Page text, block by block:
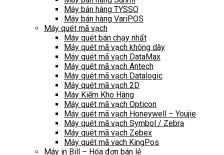
Máy bán hàng TYSSO
Máy bán hàng VariPOS
Máy quét mã vạch
Máy quét bán chạy nhất
Máy quét mã vạch không dây
Máy quét mã vạch DataMax
Máy quét mã vạch Antech
Máy quét mã vạch Datalogic
Máy quét mã vạch 2D
Máy Kiểm Kho Hàng
Máy quét mã vạch Opticon
Máy quét mã vạch Honeywell – Youjie
Máy quét mã vạch Symbol / Zebra
Máy quét mã vạch Zebex
Máy quét mã vach KingPos
Máy in Bill – Hóa đơn bán lẻ